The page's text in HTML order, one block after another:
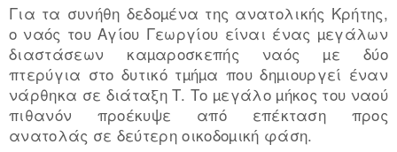
Για τα συνήθη δεδοµένα της ανατολικής Κρήτης,
ο ναός του Αγίου Γεωργίου είναι ένας µεγάλων
διαστάσεων καµαροσκεπής ναός µε δύο
πτερύγια στο δυτικό τµήµα που δηµιουργεί έναν
νάρθηκα σε διάταξη Τ. Το µεγάλο µήκος του ναού
πιθανόν προέκυψε από επέκταση προς
ανατολάς σε δεύτερη οικοδοµική φάση.